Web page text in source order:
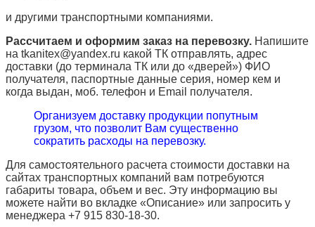
и другими транспортными компаниями.
Рассчитаем и оформим заказ на перевозку. Напишите
на tkanitex@yandex.ru какой ТК отправлять, адрес
доставки (до терминала ТК или до «дверей») ФИО
получателя, паспортные данные серия, номер кем и
когда выдан, моб. телефон и Email получателя.
Организуем доставку продукции попутным
грузом, что позволит Вам существенно
сократить расходы на перевозку.
Для самостоятельного расчета стоимости доставки на
сайтах транспортных компаний вам потребуются
габариты товара, объем и вес. Эту информацию вы
можете найти во вкладке «Описание» или запросить у
менеджера +7 915 830-18-30.